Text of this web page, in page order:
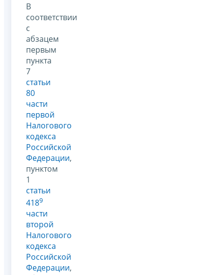
В
соответствии
с
абзацем
первым
пункта
7
статьи
80
части
первой
Налогового
кодекса
Российской
Федерации,
пунктом
1
статьи
4189
части
второй
Налогового
кодекса
Российской
Федерации,